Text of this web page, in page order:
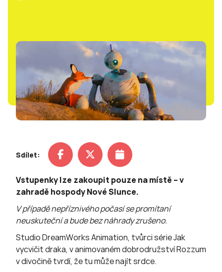
Sdílet:
Vstupenky lze zakoupit pouze na místě – v
zahradě hospody Nové Slunce.
V případě nepříznivého počasí se promítaní
neuskuteční a bude bez náhrady zrušeno.
Studio DreamWorks Animation, tvůrci série Jak
vycvičit draka, v animovaném dobrodružství Rozzum
v divočině tvrdí, že tu může najít srdce.